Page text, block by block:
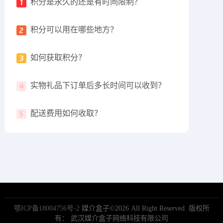
积分是永久的还是有时间限制？
积分可以用在哪些地方？
如何获取积分？
实物礼品下订单后多长时间可以收到？
配送费用如何收取？
鄂ICP备18004756号-2 媒介盒子©2026 All Right Reserved. 版权所
有： 武汉媒介盒子网络科技有限公司